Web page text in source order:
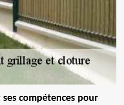
compétences pour